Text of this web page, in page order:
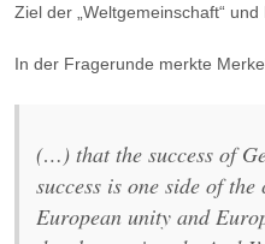
Ziel der „Weltgemeinschaft“
In der Fragerunde merkte
(…) that the success of
success is one side of
European unity and